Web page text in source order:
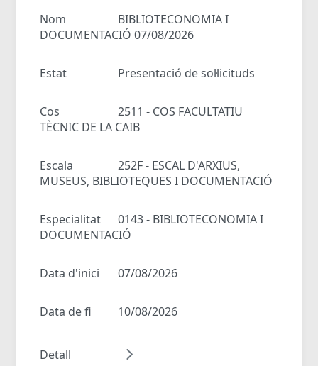
Nom
BIBLIOTECONOMIA I
DOCUMENTACIÓ 07/08/2026
Estat Presentació de sol·licituds
Cos
2511 - COS FACULTATIU
TÈCNIC DE LA CAIB
Escala
252F - ESCAL D'ARXIUS,
MUSEUS, BIBLIOTEQUES I DOCUMENTACIÓ
Especialitat
0143 - BIBLIOTECONOMIA I
DOCUMENTACIÓ
Data d'inici 07/08/2026
Data de fi 10/08/2026
Detall